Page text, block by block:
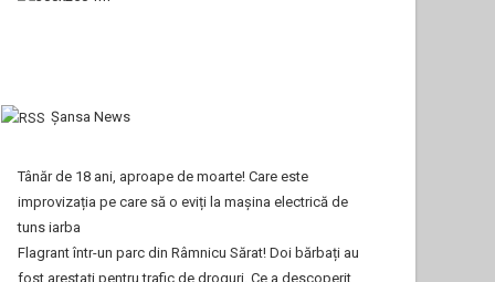
Şansa News
Tânăr de 18 ani, aproape de moarte! Care este
improvizația pe care să o eviți la mașina electrică de
tuns iarba
Flagrant într-un parc din Râmnicu Sărat! Doi bărbați au
fost arestați pentru trafic de droguri. Ce a descoperit